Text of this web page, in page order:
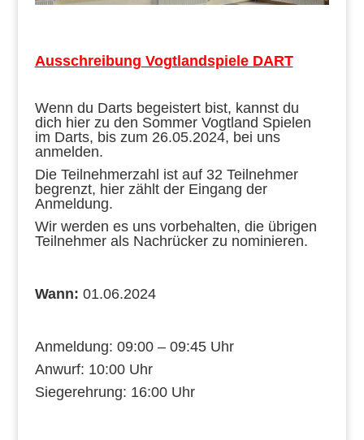
Ausschreibung Vogtlandspiele DART
Wenn du Darts begeistert bist, kannst du
dich hier zu den Sommer Vogtland Spielen
im Darts, bis zum 26.05.2024, bei uns
anmelden.
Die Teilnehmerzahl ist auf 32 Teilnehmer
begrenzt, hier zählt der Eingang der
Anmeldung.
Wir werden es uns vorbehalten, die übrigen
Teilnehmer als Nachrücker zu nominieren.
Wann: 01.06.2024
Anmeldung: 09:00 – 09:45 Uhr
Anwurf: 10:00 Uhr
Siegerehrung: 16:00 Uhr